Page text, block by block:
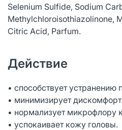
Selenium Sulfide, Sodium
Methylchloroisothiazolinone,
Citric Acid, Parfum.
Действие
• способствует устранению
• минимизирует
• нормализует микрофлору
• успокаивает кожу головы.